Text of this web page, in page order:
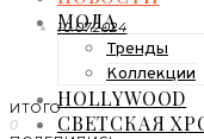
МОДА
Тренды
Коллекции
HOLLYWOOD
СВЕТСКАЯ
10.07.2024
ИТОГО
0